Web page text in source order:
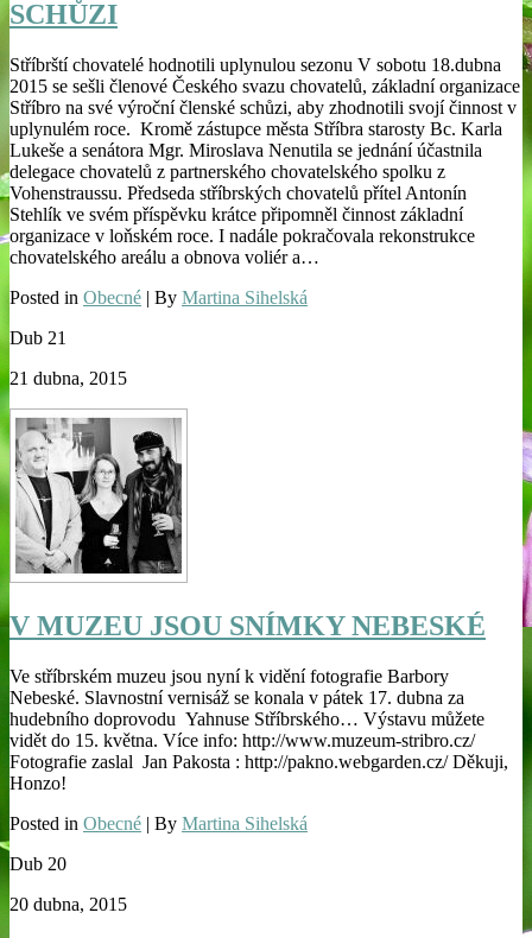
SCHŮZI
Stříbrští chovatelé hodnotili uplynulou sezonu V sobotu 18.dubna
2015 se sešli členové Českého svazu chovatelů, základní organizace
Stříbro na své výroční členské schůzi, aby zhodnotili svojí činnost v
uplynulém roce. Kromě zástupce města Stříbra starosty Bc. Karla
Lukeše a senátora Mgr. Miroslava Nenutila se jednání účastnila
delegace chovatelů z partnerského chovatelského spolku z
Vohenstraussu. Předseda stříbrských chovatelů přítel Antonín
Stehlík ve svém příspěvku krátce připomněl činnost základní
organizace v loňském roce. I nadále pokračovala rekonstrukce
chovatelského areálu a obnova voliér a…
Posted in Obecné | By Martina Sihelská
Dub 21
21 dubna, 2015
V MUZEU JSOU SNÍMKY NEBESKÉ
Ve stříbrském muzeu jsou nyní k vidění fotografie Barbory
Nebeské. Slavnostní vernisáž se konala v pátek 17. dubna za
hudebního doprovodu Yahnuse Stříbrského… Výstavu můžete
vidět do 15. května. Více info: http://www.muzeum-stribro.cz/
Fotografie zaslal Jan Pakosta : http://pakno.webgarden.cz/ Děkuji,
Honzo!
Posted in Obecné | By Martina Sihelská
Dub 20
20 dubna, 2015